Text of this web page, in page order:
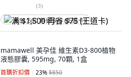
(3)
满 $1,500 再省 $75 (王道卡)
mamawell 美孕佳 維生素D3-800植物
液態膠囊, 595mg, 70顆, 1盒
首購折扣價 23%$850